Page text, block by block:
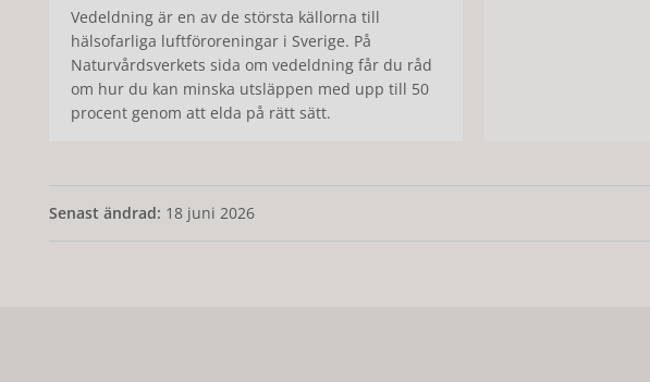
Vedeldning är en av de största källorna till
hälsofarliga luftföroreningar i Sverige. På
Naturvårdsverkets sida om vedeldning får du råd
om hur du kan minska utsläppen med upp till 50
procent genom att elda på rätt sätt.
Senast ändrad: 18 juni 2026